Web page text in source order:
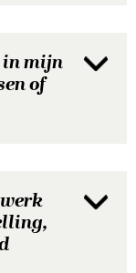
in mijn
of